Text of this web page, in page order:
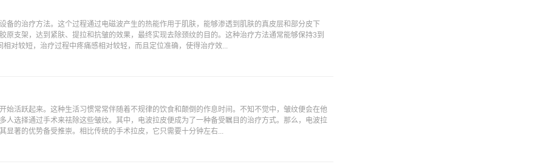
备的治疗方法。这个过程通过电磁波产生的热能作用于肌肤，能够渗透到肌肤的真皮层和部分皮下
原支架，达到紧肤、提拉和抗皱的效果，最终实现去除颈纹的目的。这种治疗方法通常能够保持3到
对较短，治疗过程中疼痛感相对较轻，而且定位准确，使得治疗效...
始活跃起来。这种生活习惯常常伴随着不规律的饮食和颠倒的作息时间。不知不觉中，皱纹便会在他
人选择通过手术来祛除这些皱纹。其中，电波拉皮便成为了一种备受瞩目的治疗方式。那么，电波拉
显著的优势备受推崇。相比传统的手术拉皮，它只需要十分钟左右...